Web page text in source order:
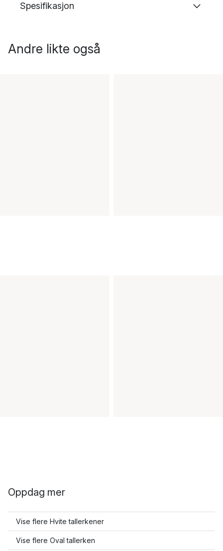
Spesifikasjon
Andre likte også
Oppdag mer
Vise flere Hvite tallerkener
Vise flere Oval tallerken